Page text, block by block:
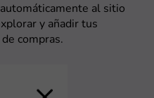
al sitio
y añadir tus
compras.